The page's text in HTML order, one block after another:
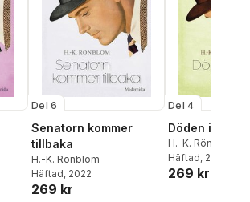
Del 6
Senatorn kommer
tillbaka
H.-K. Rönblom
Häftad, 2022
269 kr
Del 4
Döden i
H.-K. Rönblom
Häftad, 2022
269 kr